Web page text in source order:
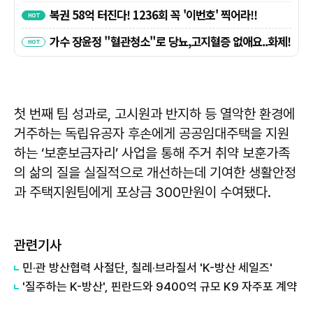
첫 번째 팀 성과로, 고시원과 반지하 등 열악한 환경에
거주하는 독립유공자 후손에게 공공임대주택을 지원
하는 ‘보훈보금자리’ 사업을 통해 주거 취약 보훈가족
의 삶의 질을 실질적으로 개선하는데 기여한 생활안정
과 주택지원팀에게 포상금 300만원이 수여됐다.
관련기사
민·관 방산협력 사절단, 칠레·브라질서 'K-방산 세일즈'
'질주하는 K-방산', 핀란드와 9400억 규모 K9 자주포 계약